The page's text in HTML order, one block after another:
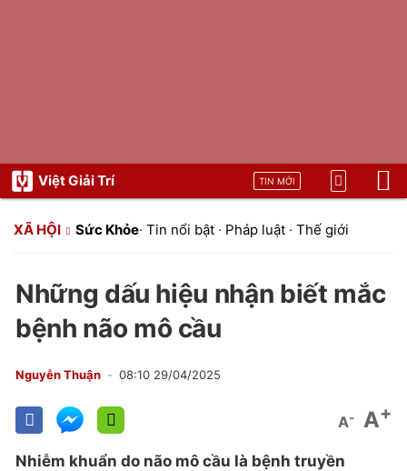
Việt Giải Trí TIN MỚI
XÃ HỘI Sức Khỏe· Tin nổi bật · Pháp luật · Thế giới
Những dấu hiệu nhận biết mắc
bệnh não mô cầu
Nguyễn Thuận 08:10 29/04/2025
A- A+
Nhiễm khuẩn do não mô cầu là bệnh truyền